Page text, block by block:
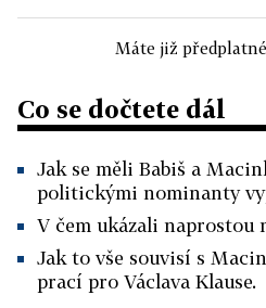
Máte již
Co se dočtete dál
Jak se měli Babiš a
politickými nominanty
V čem ukázali naprostou
Jak to vše souvisí s
prací pro Václava Klause.